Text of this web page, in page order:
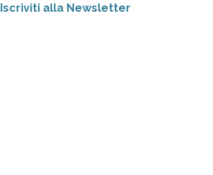
Iscriviti alla Newsletter